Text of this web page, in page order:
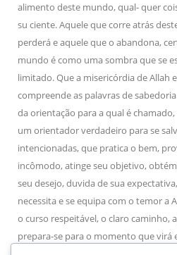
alimento deste mundo, qual- quer
su ciente. Aquele que corre atrás
perderá e aquele que o abandona,
mundo é como uma sombra que se
limitado. Que a misericórdia de Allah
compreende as palavras de
da orientação para a qual é
um orientador verdadeiro para se
intencionadas, que pratica o bem,
incômodo, atinge seu objetivo,
seu desejo, duvida de sua
necessita e se equipa com o temor a
o curso respeitável, o claro caminho,
prepara-se para o momento que virá